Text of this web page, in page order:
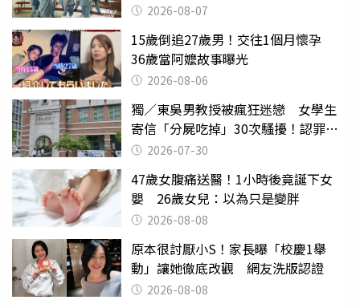
2026-08-07
15歲倒追27歲男！交往1個月懷孕
36歲當阿嬤故事曝光
2026-08-06
獨／東吳男教授被瘋狂迷戀 女學生
寄信「分屍吃掉」30次騷擾！認罪免
關 2026-07-30
47歲女腹痛送醫！1小時後竟誕下女
嬰 26歲女兒：以為只是變胖
2026-08-08
原本很討厭小S！家長曝「校慶1舉
動」讓她徹底改觀 網友洗版認證
2026-08-08